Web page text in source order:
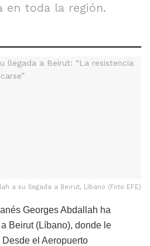
en toda la región.
a su llegada a Beirut, Líbano (Foto EFE)
Georges Abdallah ha
Beirut (Líbano), donde le
el Aeropuerto